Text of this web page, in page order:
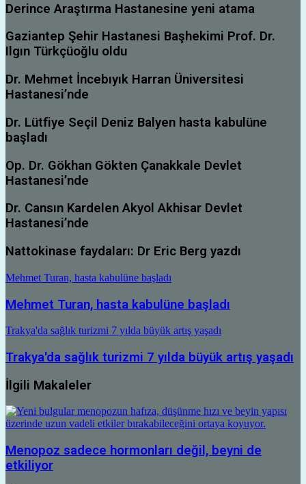
Derince Araştırma Hastanesine yeni atama
Gaziantep Şehir Hastanesi Başhekimi Prof. Dr.
Ilgın Türkçüoğlu oldu
Dr. Mehmet İncebıyık Harran Üniversitesi
Hastanesi’nde
Dr. Lütfiye Seçil Deniz Balyen hasta kabulüne
başladı
Op. Dr. Gökhan Gökten Çanakkale Devlet
Hastanesi’nde
Dr. Cansın Kardelen Akyol Akhisar Devlet
Hastanesi’nde
Nattokinase faydaları: Dr Eric Berg yazdı
Mehmet Turan, hasta kabulüne başladı
Mehmet Turan, hasta kabulüne başladı
Trakya'da sağlık turizmi 7 yılda büyük artış yaşadı
Trakya'da sağlık turizmi 7 yılda büyük artış yaşadı
İlgili Makaleler
Menopoz sadece hormonları değil, beyni de
etkiliyor